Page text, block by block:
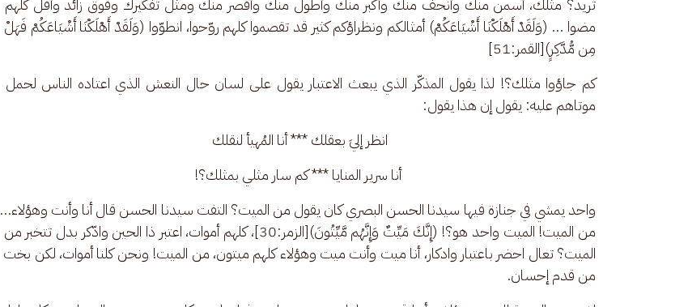
تريد؟ مثلك، أسمن منك وأنحف منك وأكبر منك وأطول منك وأقصر منك ومثل تفكيرك وفوق زائد وأقل كلهم
مضوا … (وَلَقَدْ أَهْلَكْنَا أَشْيَاعَكُمْ) أمثالكم ونظراؤكم كثير قد تقصموا كلهم روّحوا، انطوّوا (وَلَقَدْ أَهْلَكْنَا أَشْيَاعَكُمْ فَهَلْ
مِن مُّدَّكِرٍ)[القمر:51]
كم جاؤوا مثلك؟! لذا يقول المذكّر الذي يبعث الاعتبار يقول على لسان حال النعش الذي اعتاده الناس لحمل
موتاهم عليه: يقول إن هذا يقول:
انظر إليَ بعقلك *** أنا المُهيأ لنقلك
أنا سرير المنايا *** كم سار مثلي بمثلك؟!
واحد يمشي في جنازة فيها سيدنا الحسن البصري كان يقول من الميت؟ التفت سيدنا الحسن قال أنا وأنت وهؤلاء…
من الميت! الميت واحد هو؟! (إِنَّكَ مَيِّتٌ وَإِنَّهُم مَّيِّتُونَ)[الزمر:30]، كلهم أموات، اعتبر ذا الحين وادّكر بدل تتخبر من
الميت؟ تعال احضر باعتبار وادكار، أنا ميت وأنت ميت وهؤلاء كلهم ميتون، من الميت! ونحن كلنا أموات، لكن بخت
من قدم إحسان.